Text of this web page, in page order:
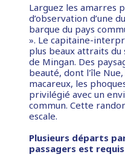
Larguez les amarres
d’observation d’une
barque du pays
». Le capitaine-
plus beaux attraits du
de Mingan. Des
beauté, dont l'île Nue,
macareux, les
privilégié avec un
commun. Cette
escale.
Plusieurs départs
passagers est